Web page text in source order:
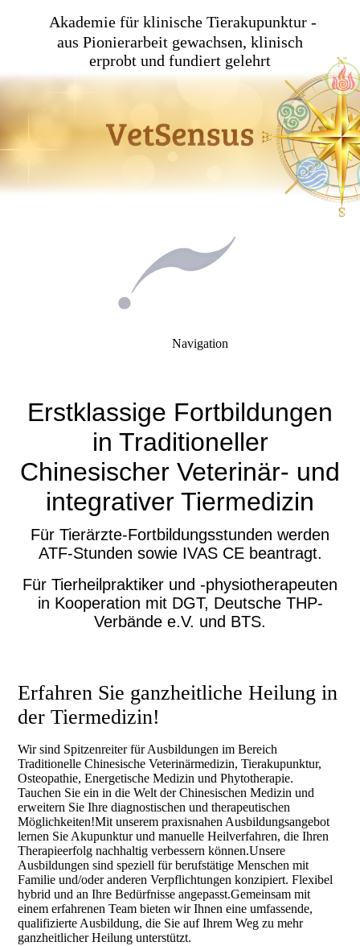
Akademie für klinische Tierakupunktur -
aus Pionierarbeit gewachsen, klinisch
erprobt und fundiert gelehrt
Navigation
Erstklassige Fortbildungen
in Traditioneller
Chinesischer Veterinär- und
integrativer Tiermedizin
Für Tierärzte-Fortbildungsstunden werden
ATF-Stunden sowie IVAS CE beantragt.
Für Tierheilpraktiker und -physiotherapeuten
in Kooperation mit DGT, Deutsche THP-
Verbände e.V. und BTS.
Erfahren Sie ganzheitliche Heilung in
der Tiermedizin!
Wir sind Spitzenreiter für Ausbildungen im Bereich
Traditionelle Chinesische Veterinärmedizin, Tierakupunktur,
Osteopathie, Energetische Medizin und Phytotherapie.
Tauchen Sie ein in die Welt der Chinesischen Medizin und
erweitern Sie Ihre diagnostischen und therapeutischen
Möglichkeiten!Mit unserem praxisnahen Ausbildungsangebot
lernen Sie Akupunktur und manuelle Heilverfahren, die Ihren
Therapieerfolg nachhaltig verbessern können.Unsere
Ausbildungen sind speziell für berufstätige Menschen mit
Familie und/oder anderen Verpflichtungen konzipiert. Flexibel
hybrid und an Ihre Bedürfnisse angepasst.Gemeinsam mit
einem erfahrenen Team bieten wir Ihnen eine umfassende,
qualifizierte Ausbildung, die Sie auf Ihrem Weg zu mehr
ganzheitlicher Heilung unterstützt.